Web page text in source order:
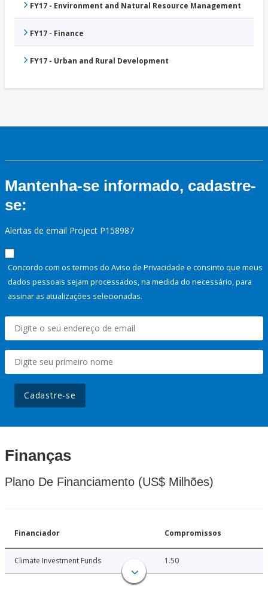
FY17 - Environment and Natural Resource Management
FY17 - Finance
FY17 - Urban and Rural Development
Mantenha-se informado, cadastre-
se:
Alertas de email Project P158987
Concordo com os termos do Aviso de Privacidade e consinto que meus
dados pessoais sejam processados, na medida do necessário, para
assinar as atualizações selecionadas.
Cadastre-se
Finanças
Plano De Financiamento (US$ Milhões)
Financiador Compromissos
Climate Investment Funds 1.50